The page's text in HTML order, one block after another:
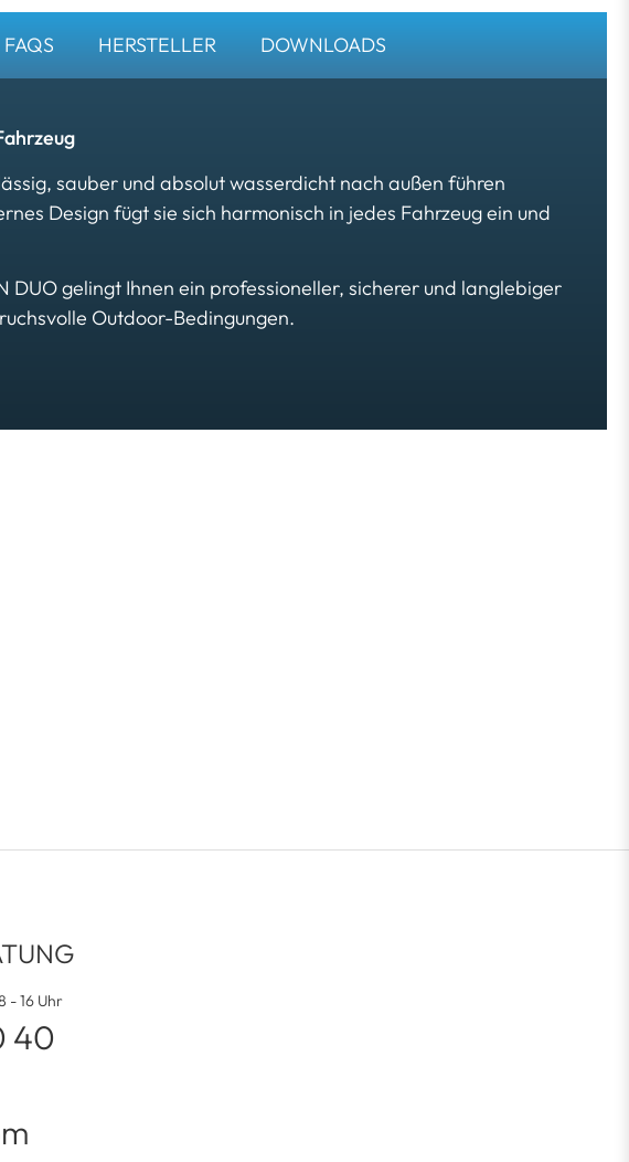
sauber und absolut wasserdicht nach außen führen
Design fügt sie sich harmonisch in jedes Fahrzeug ein und
gelingt Ihnen ein professioneller, sicherer und langlebiger
Outdoor-Bedingungen.
FAQS HERSTELLER DOWNLOADS
- 16 Uhr
40